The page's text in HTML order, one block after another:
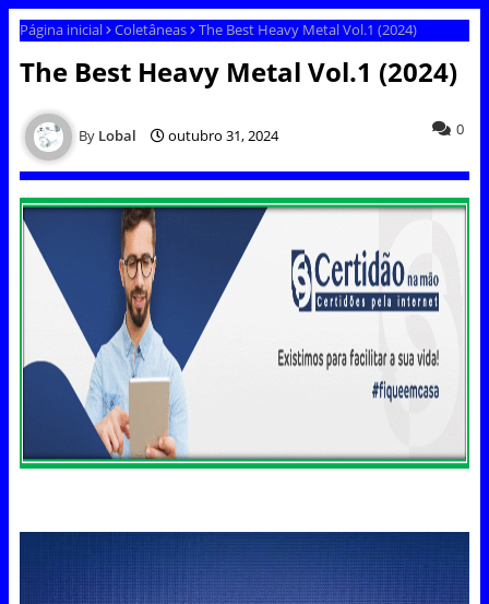
Página inicial Coletâneas The Best Heavy Metal Vol.1 (2024)
The Best Heavy Metal Vol.1 (2024)
Lobal outubro 31, 2024 0